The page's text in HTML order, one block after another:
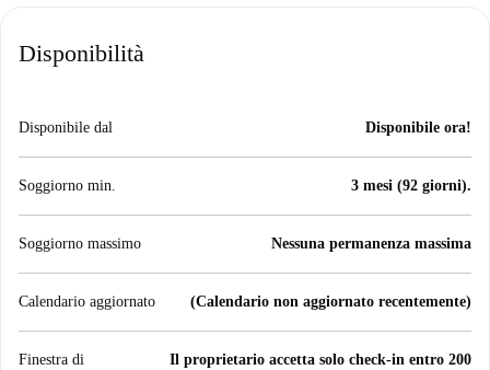
Disponibilità
Disponibile dal Disponibile ora!
Soggiorno min. 3 mesi (92 giorni).
Soggiorno massimo Nessuna permanenza massima
Calendario aggiornato (Calendario non aggiornato recentemente)
Finestra di
Il proprietario accetta solo check-in entro 200